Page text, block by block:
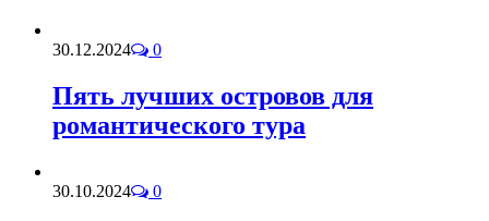
30.12.2024 0
Пять лучших островов для
романтического тура
30.10.2024 0